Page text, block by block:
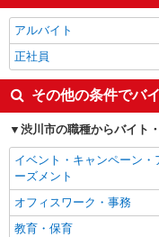
アルバイト
正社員
その他の条件でバ
渋川市の職種からバイト
イベント・キャンペーン・
ーズメント
オフィスワーク・事務
教育・保育